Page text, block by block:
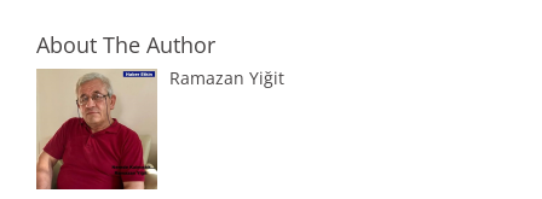
About The Author
Ramazan Yiğit